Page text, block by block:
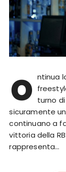
o ntinua
turno
sicuramente
continuano a
vittoria della
rappresenta…